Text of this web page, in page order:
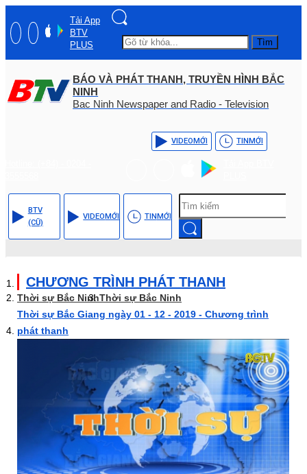
Tải App
BTV
PLUS
Tìm
BÁO VÀ PHÁT THANH, TRUYỀN HÌNH BẮC
NINH
Bac Ninh Newspaper and Radio - Television
VIDEOMỚI TINMỚI
BTV
(CŨ)
VIDEOMỚI TINMỚI
CHƯƠNG TRÌNH PHÁT THANH
Thời sự Bắc NinhThời sự Bắc Ninh
Thời sự Bắc Giang ngày 01 - 12 - 2019 - Chương trình
phát thanh